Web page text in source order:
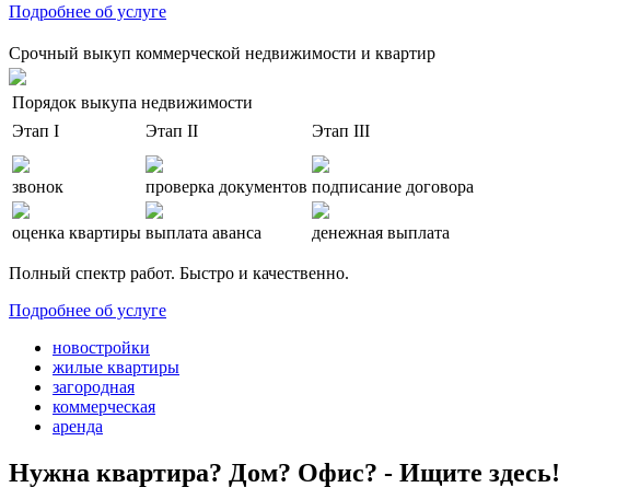
Подробнее об услуге
Срочный выкуп коммерческой недвижимости и квартир
Порядок выкупа недвижимости
Этап I
Этап II Этап III
звонок проверка документов подписание договора
оценка квартиры выплата аванса денежная выплата
Полный спектр работ. Быстро и качественно.
Подробнее об услуге
новостройки
жилые квартиры
загородная
коммерческая
аренда
Нужна квартира? Дом? Офис? - Ищите здесь!